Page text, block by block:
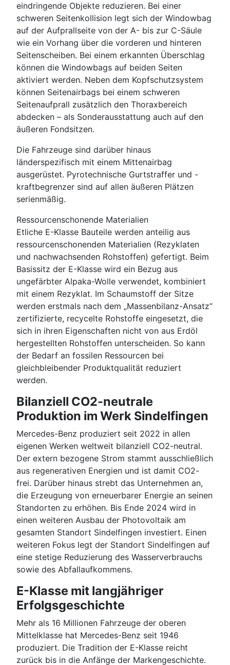
eindringende Objekte reduzieren. Bei einer
schweren Seitenkollision legt sich der Windowbag
auf der Aufprallseite von der A- bis zur C-Säule
wie ein Vorhang über die vorderen und hinteren
Seitenscheiben. Bei einem erkannten Überschlag
können die Windowbags auf beiden Seiten
aktiviert werden. Neben dem Kopfschutzsystem
können Seitenairbags bei einem schweren
Seitenaufprall zusätzlich den Thoraxbereich
abdecken – als Sonderausstattung auch auf den
äußeren Fondsitzen.
Die Fahrzeuge sind darüber hinaus
länderspezifisch mit einem Mittenairbag
ausgerüstet. Pyrotechnische Gurtstraffer und -
kraftbegrenzer sind auf allen äußeren Plätzen
serienmäßig.
Ressourcenschonende Materialien
Etliche E-Klasse Bauteile werden anteilig aus
ressourcenschonenden Materialien (Rezyklaten
und nachwachsenden Rohstoffen) gefertigt. Beim
Basissitz der E-Klasse wird ein Bezug aus
ungefärbter Alpaka-Wolle verwendet, kombiniert
mit einem Rezyklat. Im Schaumstoff der Sitze
werden erstmals nach dem „Massenbilanz-Ansatz“
zertifizierte, recycelte Rohstoffe eingesetzt, die
sich in ihren Eigenschaften nicht von aus Erdöl
hergestellten Rohstoffen unterscheiden. So kann
der Bedarf an fossilen Ressourcen bei
gleichbleibender Produktqualität reduziert
werden.
Bilanziell CO2-neutrale
Produktion im Werk Sindelfingen
Mercedes-Benz produziert seit 2022 in allen
eigenen Werken weltweit bilanziell CO2-neutral.
Der extern bezogene Strom stammt ausschließlich
aus regenerativen Energien und ist damit CO2-
frei. Darüber hinaus strebt das Unternehmen an,
die Erzeugung von erneuerbarer Energie an seinen
Standorten zu erhöhen. Bis Ende 2024 wird in
einen weiteren Ausbau der Photovoltaik am
gesamten Standort Sindelfingen investiert. Einen
weiteren Fokus legt der Standort Sindelfingen auf
eine stetige Reduzierung des Wasserverbrauchs
sowie des Abfallaufkommens.
E-Klasse mit langjähriger
Erfolgsgeschichte
Mehr als 16 Millionen Fahrzeuge der oberen
Mittelklasse hat Mercedes-Benz seit 1946
produziert. Die Tradition der E-Klasse reicht
zurück bis in die Anfänge der Markengeschichte.